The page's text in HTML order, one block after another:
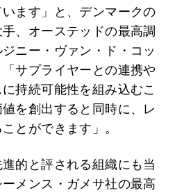
ます」と、デンマークの
、オーステッドの最高調
ニー・ヴァン・ド・コッ
サプライヤーとの連携や
持続可能性を組み込むこ
を創出すると同時に、レ
とができます」。
的と評される組織にも当
メンス・ガメサ社の最高